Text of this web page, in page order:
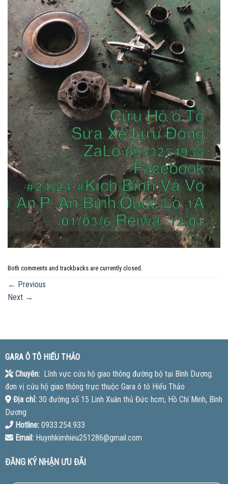
Both comments and trackbacks are currently closed.
← Previous
Next →
GARA Ô TÔ HIẾU THẢO
Chuyên:Lĩnh vực cứu hộ giao thông đường bộ tại Bình Dương.
đơn vị cứu hộ giao thông trực thuộc Gara ô tô Hiếu Thảo
Địa chỉ:30 đường số 15 Linh Xuân thủ Đức hcm, Hồ Chí Minh, Bình
Dương
Hotline:0933.254.933
Email:Huynhkimhieu251286@gmail.com
ĐĂNG KÝ NHẬN ƯU ĐÃI